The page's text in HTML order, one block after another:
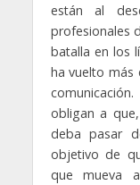
están al
profesionales
batalla en los
ha vuelto más
obligan a
deba pasar
objetivo de
que mueva